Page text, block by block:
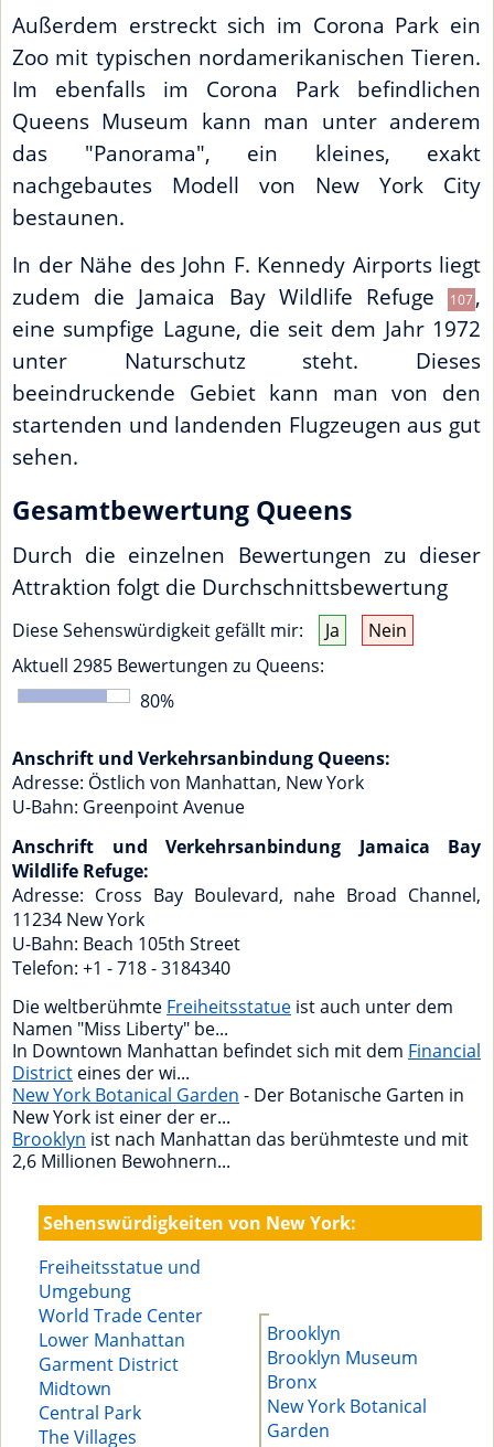
Außerdem erstreckt sich im Corona Park ein
Zoo mit typischen nordamerikanischen Tieren.
Im ebenfalls im Corona Park befindlichen
Queens Museum kann man unter anderem
das "Panorama", ein kleines, exakt
nachgebautes Modell von New York City
bestaunen.
In der Nähe des John F. Kennedy Airports liegt
zudem die Jamaica Bay Wildlife Refuge
107,
eine sumpfige Lagune, die seit dem Jahr 1972
unter Naturschutz steht. Dieses
beeindruckende Gebiet kann man von den
startenden und landenden Flugzeugen aus gut
sehen.
Gesamtbewertung Queens
Durch die einzelnen Bewertungen zu dieser
Attraktion folgt die Durchschnittsbewertung
Diese Sehenswürdigkeit gefällt mir: Ja
Nein
Aktuell 2985 Bewertungen zu Queens:
80%
Anschrift und Verkehrsanbindung Queens:
Adresse: Östlich von Manhattan, New York
U-Bahn: Greenpoint Avenue
Anschrift und Verkehrsanbindung Jamaica Bay
Wildlife Refuge:
Adresse: Cross Bay Boulevard, nahe Broad Channel,
11234 New York
U-Bahn: Beach 105th Street
Telefon: +1 - 718 - 3184340
Die weltberühmte Freiheitsstatue ist auch unter dem
Namen "Miss Liberty" be...
In Downtown Manhattan befindet sich mit dem Financial
District eines der wi...
New York Botanical Garden - Der Botanische Garten in
New York ist einer der er...
Brooklyn ist nach Manhattan das berühmteste und mit
2,6 Millionen Bewohnern...
Sehenswürdigkeiten von New York:
Freiheitsstatue und
Umgebung
World Trade Center
Lower Manhattan
Garment District
Midtown
Central Park
The Villages
Brooklyn
Brooklyn Museum
Bronx
New York Botanical
Garden